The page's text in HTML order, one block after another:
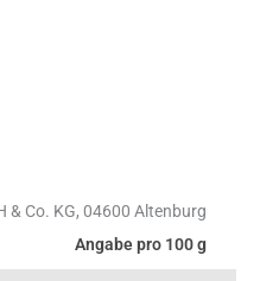
& Co. KG, 04600 Altenburg
Angabe pro 100 g